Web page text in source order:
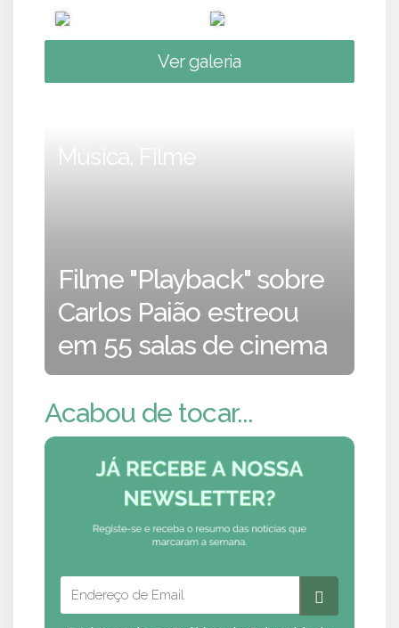
Ver galeria
Música, Filme
Filme "Playback" sobre
Carlos Paião estreou
em 55 salas de cinema
Acabou de tocar...